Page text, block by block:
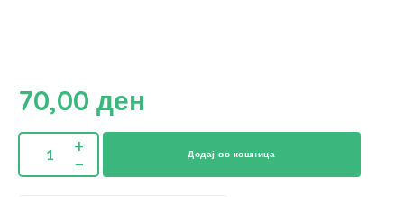
70,00 ден
Додај во кошница